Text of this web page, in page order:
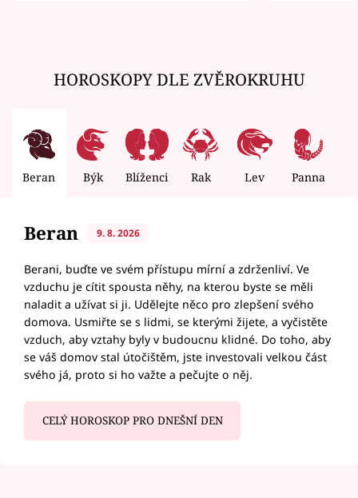
HOROSKOPY DLE ZVĚROKRUHU
Beran Býk Blíženci Rak Lev Panna
Beran 9. 8. 2026
Berani, buďte ve svém přístupu mírní a zdrženliví. Ve
vzduchu je cítit spousta něhy, na kterou byste se měli
naladit a užívat si ji. Udělejte něco pro zlepšení svého
domova. Usmiřte se s lidmi, se kterými žijete, a vyčistěte
vzduch, aby vztahy byly v budoucnu klidné. Do toho, aby
se váš domov stal útočištěm, jste investovali velkou část
svého já, proto si ho važte a pečujte o něj.
CELÝ HOROSKOP PRO DNEŠNÍ DEN